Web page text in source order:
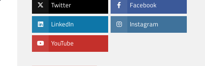
Twitter Facebook
LinkedIn Instagram
YouTube